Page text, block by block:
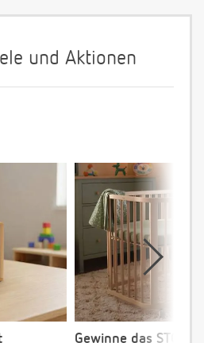
und Aktionen
Gewinne das